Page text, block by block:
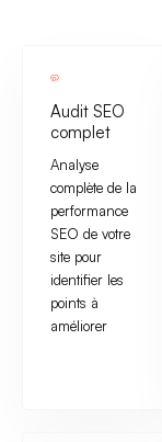
Audit SEO
complet
Analyse
complète de la
performance
SEO de votre
site pour
identifier les
points à
améliorer